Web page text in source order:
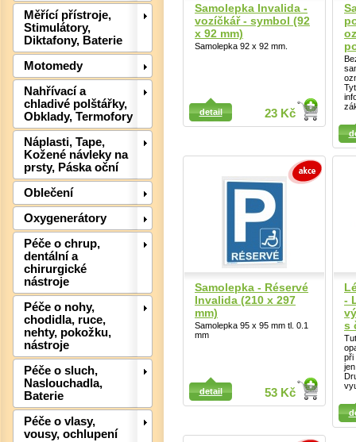
Měřící přístroje,
Stimulátory,
Diktafony, Baterie
Motomedy
Nahřívací a
chladivé polštářky,
Obklady, Termofory
Náplasti, Tape,
Kožené návleky na
prsty, Páska oční
Oblečení
Oxygenerátory
Péče o chrup,
dentální a
chirurgické
nástroje
Péče o nohy,
chodidla, ruce,
nehty, pokožku,
nástroje
Péče o sluch,
Naslouchadla,
Baterie
Péče o vlasy,
vousy, ochlupení
Samolepka Invalida -
vozíčkář - symbol (92
x 92 mm)
Samolepka 92 x 92 mm.
23 Kč
detail
Detail
Detail
Samolepka - Réservé
Invalida (210 x 297
mm)
Samolepka 95 x 95 mm tl. 0.1
mm
53 Kč
detail
-
s
při
Detail
Detail